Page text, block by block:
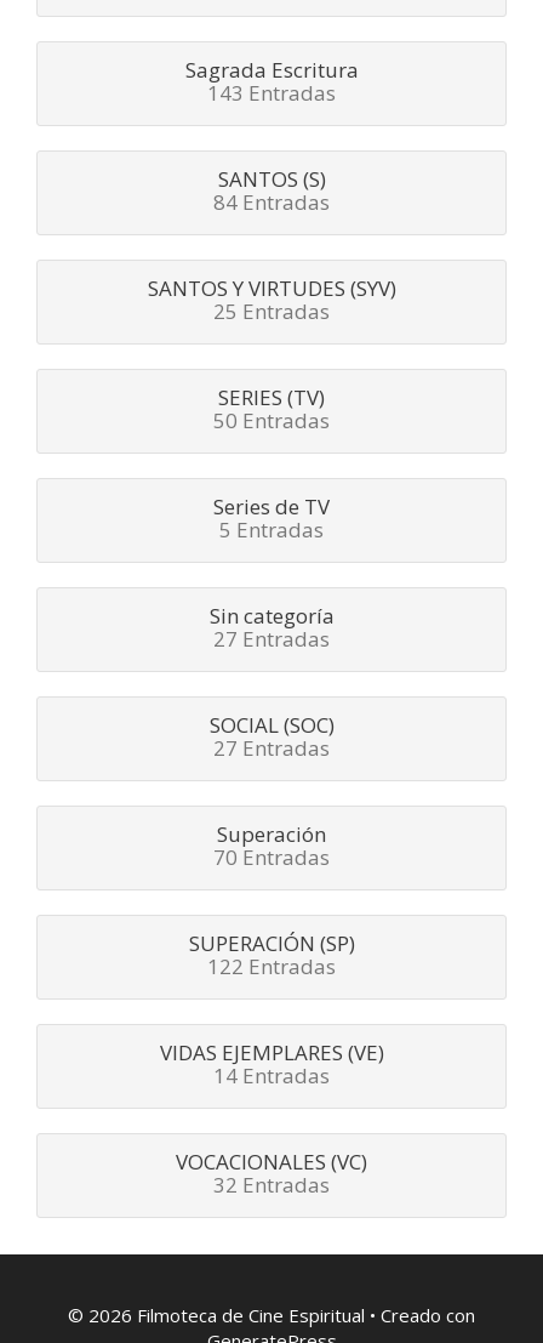
Sagrada Escritura
143 Entradas
SANTOS (S)
84 Entradas
SANTOS Y VIRTUDES (SYV)
25 Entradas
SERIES (TV)
50 Entradas
Series de TV
5 Entradas
Sin categoría
27 Entradas
SOCIAL (SOC)
27 Entradas
Superación
70 Entradas
SUPERACIÓN (SP)
122 Entradas
VIDAS EJEMPLARES (VE)
14 Entradas
VOCACIONALES (VC)
32 Entradas
© 2026 Filmoteca de Cine Espiritual • Creado con